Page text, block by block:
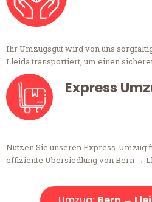
Ihr Umzugsgut wird von uns
Lleida transportiert, um einen
Express
Nutzen Sie unseren Express-Umzug
effiziente Übersiedlung von Bern →